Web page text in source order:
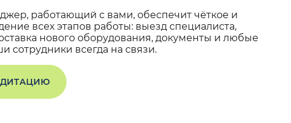
работающий с вами, обеспечит чёткое и
всех этапов работы: выезд специалиста,
нового оборудования, документы и любые
сотрудники всегда на связи.